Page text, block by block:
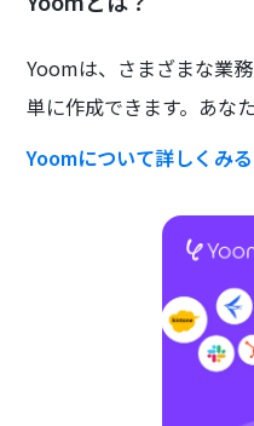
Yoomは、さまざまな業
単に作成できます。あな
Yoomについて詳しくみる